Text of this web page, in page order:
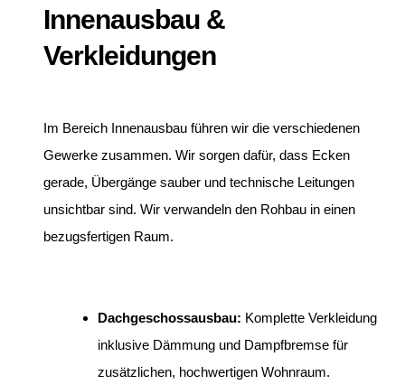
Innenausbau &
Verkleidungen
Im Bereich Innenausbau führen wir die verschiedenen
Gewerke zusammen. Wir sorgen dafür, dass Ecken
gerade, Übergänge sauber und technische Leitungen
unsichtbar sind. Wir verwandeln den Rohbau in einen
bezugsfertigen Raum.
Dachgeschossausbau: Komplette Verkleidung
inklusive Dämmung und Dampfbremse für
zusätzlichen, hochwertigen Wohnraum.